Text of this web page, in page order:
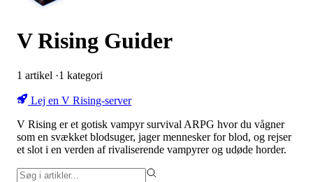
V Rising Guider
1 artikel ·1 kategori
Lej en V Rising-server
V Rising er et gotisk vampyr survival ARPG hvor du vågner
som en svækket blodsuger, jager mennesker for blod, og rejser
et slot i en verden af rivaliserende vampyrer og udøde horder.